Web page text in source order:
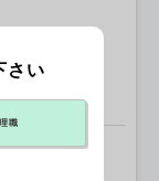
さい
職